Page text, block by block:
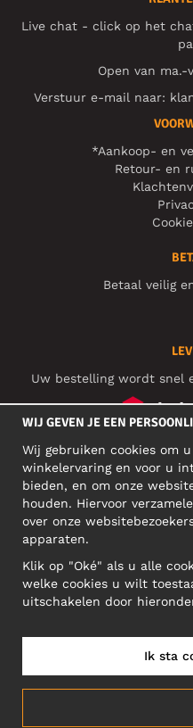
Live chat - click op het
Open van ma.-
Verstuur e-mail naar:
*Aankoop- en
Retour- en
Betaal veilig
Uw bestelling wordt snel
Narva mnt 5,
Reg:
NEDERLAND/
WIJ GEVEN JE EEN
Wij gebruiken cookies om
winkelervaring en voor u
bieden, en om onze
houden. Hiervoor
over onze
apparaten.
Klik op "Oké" als u alle
welke cookies u wilt
uitschakelen door
Ik sta